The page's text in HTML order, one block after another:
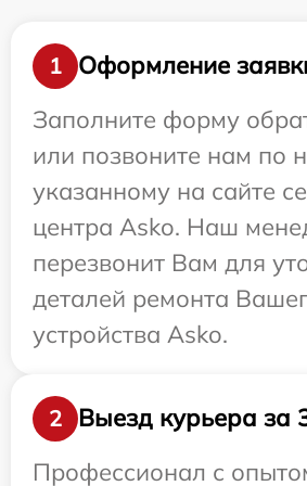
1
Оформление
Заполните форму
или позвоните нам по
указанному на сайте
центра Asko. Наш
перезвонит Вам для
деталей ремонта
устройства Asko.
2
Выезд курьера за
Профессионал с